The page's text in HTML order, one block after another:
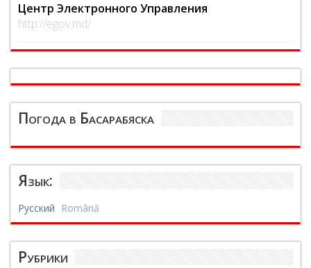
Центр Электронного Управления
http://egov.md/
Погода в Басарабяска
Язык:
Русский Română
Рубрики